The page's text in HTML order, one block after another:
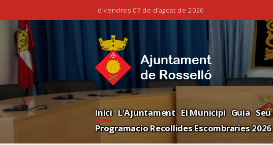
divendres 07 de d’agost de 2026
al
contingut.
Salta
a
la
navegació
personals
Inici L'Ajuntament El Municipi Guia
Programacio Recollides Escombraries 2026